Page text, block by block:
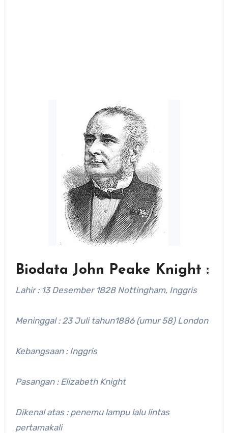
Biodata John Peake Knight :
Lahir : 13 Desember 1828 Nottingham, Inggris
Meninggal : 23 Juli tahun1886 (umur 58) London
Kebangsaan : Inggris
Pasangan : Elizabeth Knight
Dikenal atas : penemu lampu lalu lintas
pertamakali